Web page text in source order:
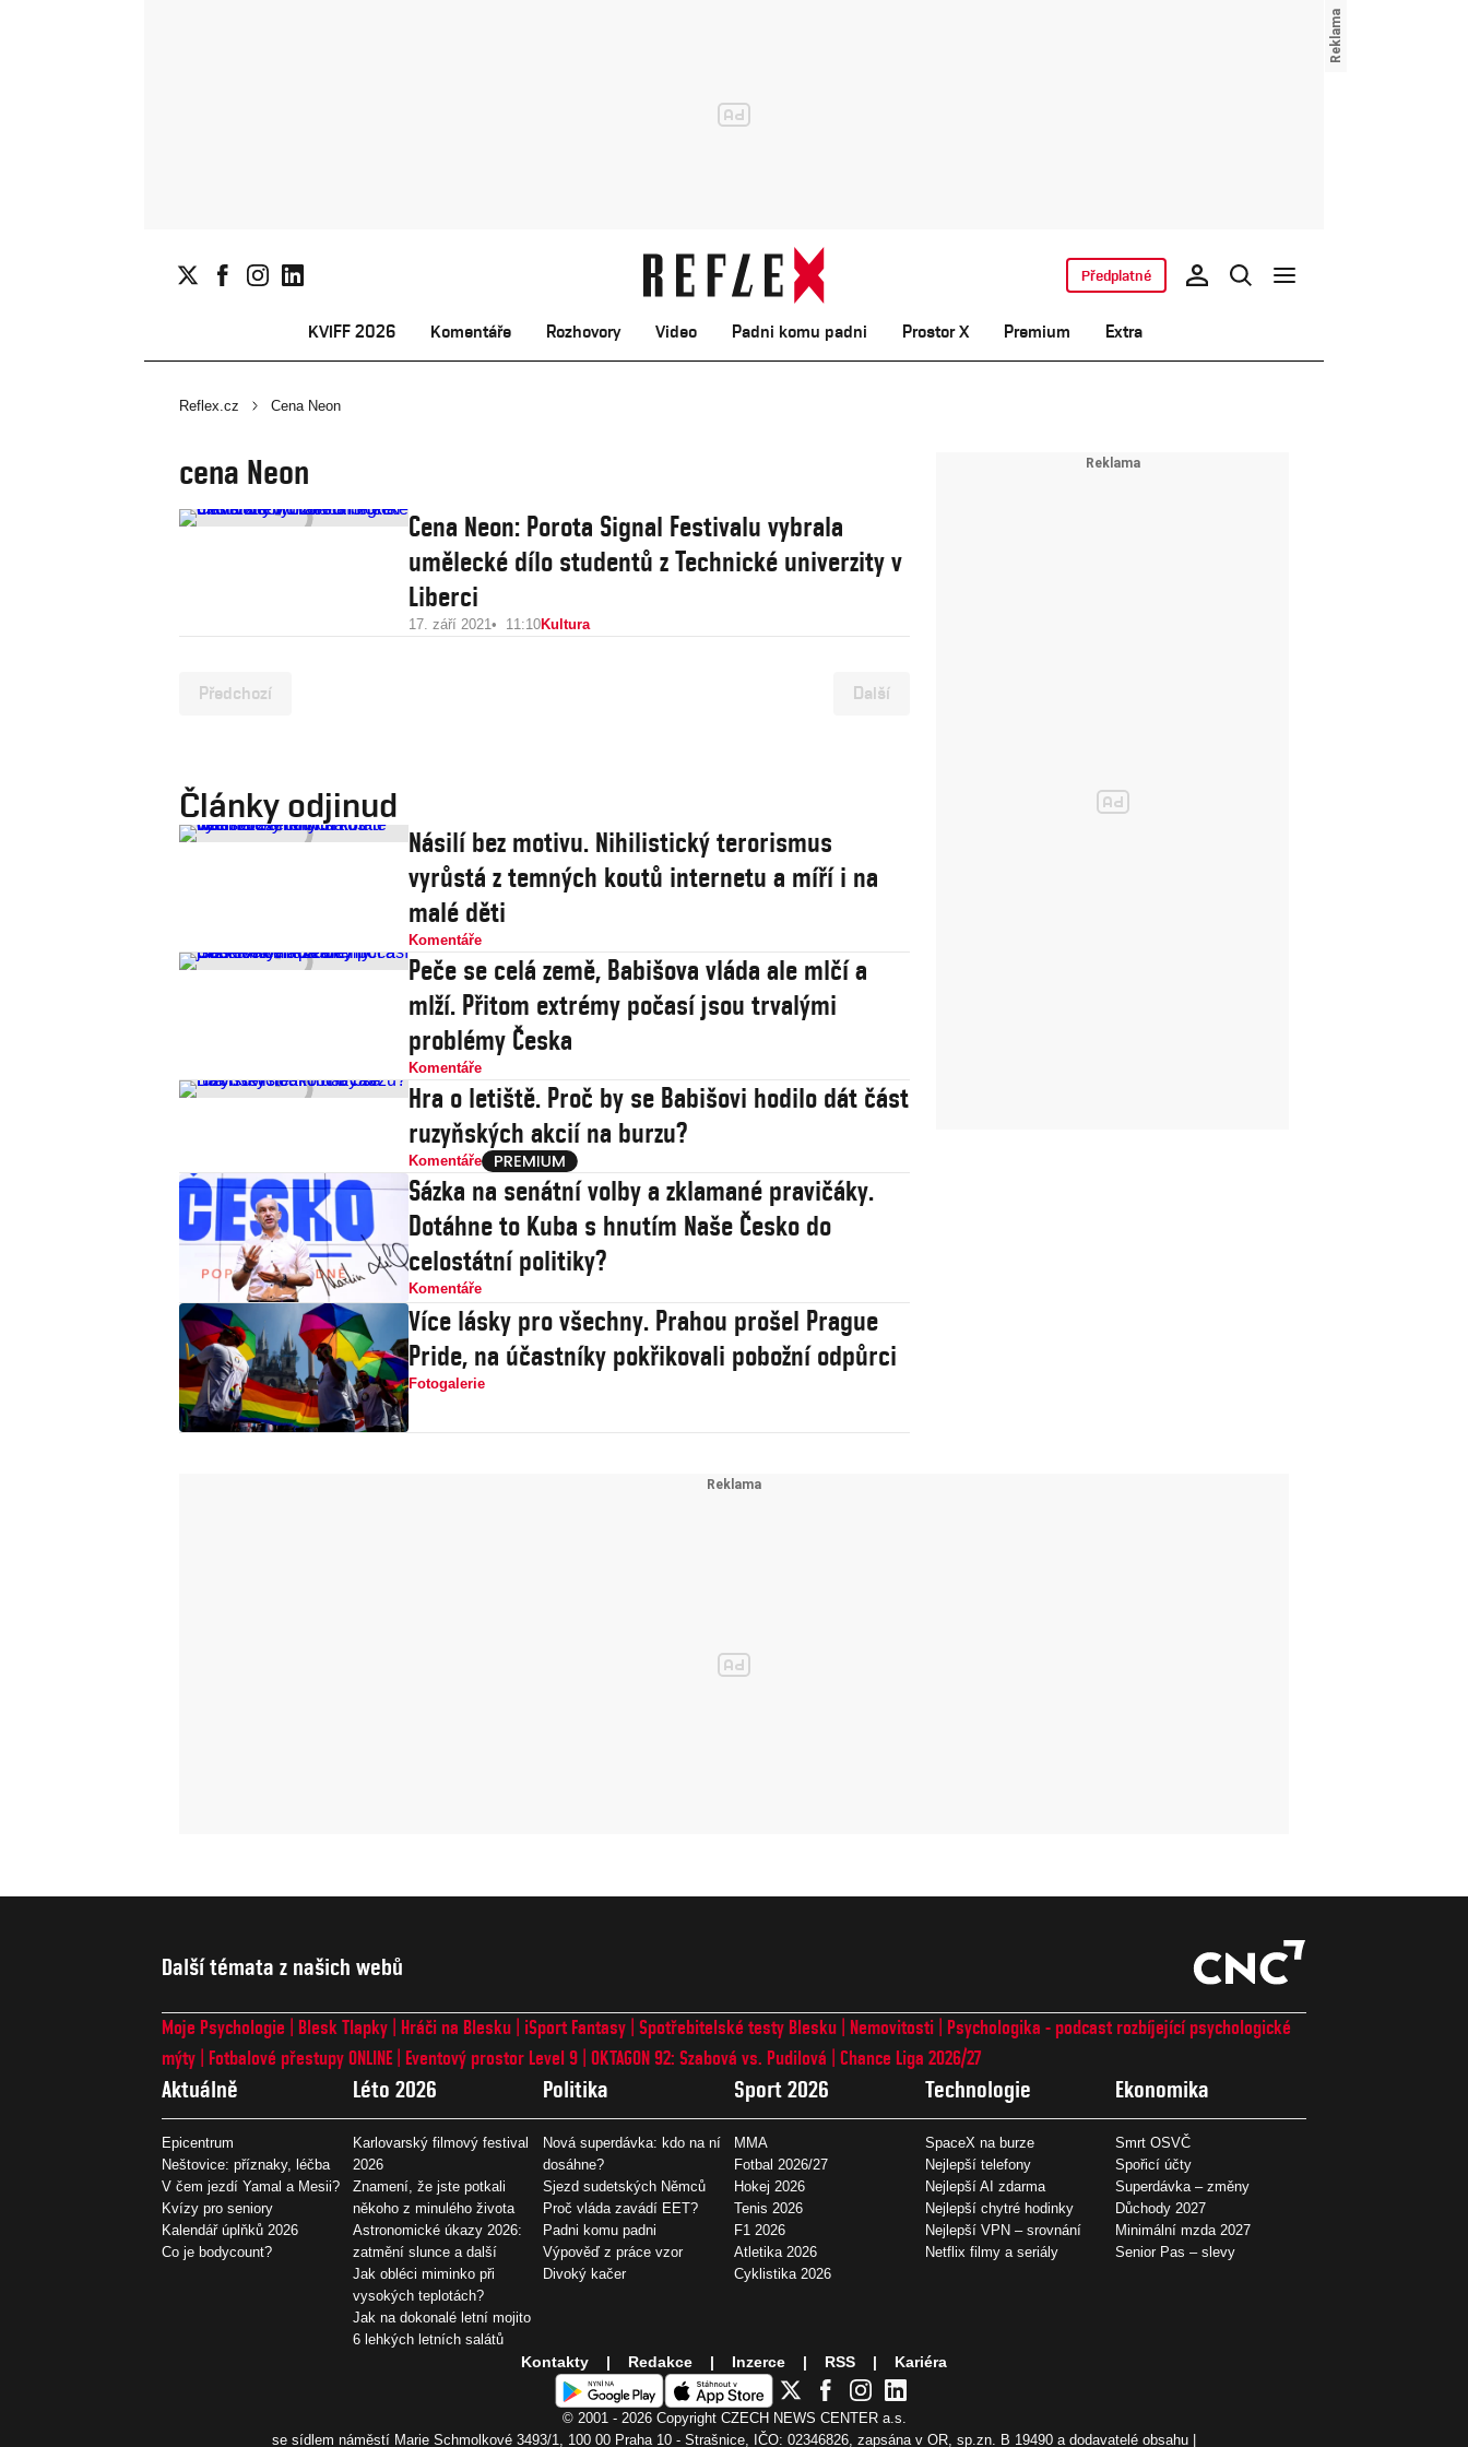
KVIFF 2026 Komentáře Rozhovory Video Padni komu padni Prostor X Premium Extra
Předplatné
Reflex.cz Cena Neon
cena Neon
Cena Neon: Porota Signal Festivalu vybrala
umělecké dílo studentů z Technické univerzity v
Liberci
17. září 2021 11:10Kultura
Předchozí Další
Články odjinud
Násilí bez motivu. Nihilistický terorismus
vyrůstá z temných koutů internetu a míří i na
malé děti
Komentáře
Peče se celá země, Babišova vláda ale mlčí a
mlží. Přitom extrémy počasí jsou trvalými
problémy Česka
Komentáře
Hra o letiště. Proč by se Babišovi hodilo dát část
ruzyňských akcií na burzu?
Komentáře
Sázka na senátní volby a zklamané pravičáky.
Dotáhne to Kuba s hnutím Naše Česko do
celostátní politiky?
Komentáře
Více lásky pro všechny. Prahou prošel Prague
Pride, na účastníky pokřikovali pobožní odpůrci
Fotogalerie
Další témata z našich webů
Moje Psychologie Blesk Tlapky Hráči na Blesku iSport Fantasy Spotřebitelské testy Blesku Nemovitosti
Psychologika - podcast rozbíjející psychologické
mýty
Fotbalové přestupy ONLINE Eventový prostor Level 9 OKTAGON 92: Szabová vs. Pudilová Chance Liga 2026/27
Aktuálně
Epicentrum
Neštovice: příznaky, léčba
V čem jezdí Yamal a Mesii?
Kvízy pro seniory
Kalendář úplňků 2026
Co je bodycount?
Léto 2026
Karlovarský filmový festival
2026
Znamení, že jste potkali
někoho z minulého života
Astronomické úkazy 2026:
zatmění slunce a další
Jak obléci miminko při
vysokých teplotách?
Jak na dokonalé letní mojito
6 lehkých letních salátů
Politika
Nová superdávka: kdo na ní
dosáhne?
Sjezd sudetských Němců
Proč vláda zavádí EET?
Padni komu padni
Výpověď z práce vzor
Divoký kačer
Sport 2026
MMA
Fotbal 2026/27
Hokej 2026
Tenis 2026
F1 2026
Atletika 2026
Cyklistika 2026
Technologie
SpaceX na burze
Nejlepší telefony
Nejlepší AI zdarma
Nejlepší chytré hodinky
Nejlepší VPN – srovnání
Netflix filmy a seriály
Ekonomika
Smrt OSVČ
Spořicí účty
Superdávka – změny
Důchody 2027
Minimální mzda 2027
Senior Pas – slevy
Kontakty Redakce Inzerce RSS Kariéra
© 2001 - 2026 Copyright CZECH NEWS CENTER a.s.
se sídlem náměstí Marie Schmolkové 3493/1, 100 00 Praha 10 - Strašnice, IČO: 02346826, zapsána v OR, sp.zn. B 19490 a dodavatelé obsahu